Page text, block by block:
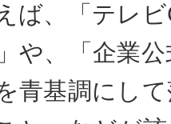
ば、「テレ
や、「企業
青基調にし